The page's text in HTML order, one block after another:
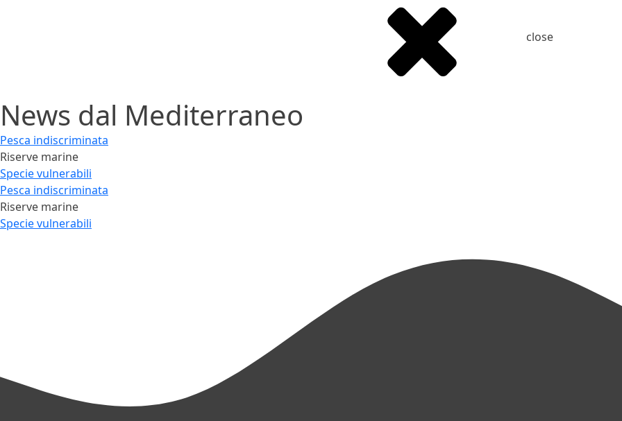
close
News dal Mediterraneo
Pesca indiscriminata
Riserve marine
Specie vulnerabili
Pesca indiscriminata
Riserve marine
Specie vulnerabili